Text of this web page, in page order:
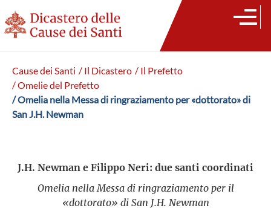
Cause dei Santi / Il Dicastero / Il Prefetto
/ Omelie del Prefetto
/ Omelia nella Messa di ringraziamento per «dottorato» di
San J.H. Newman
J.H. Newman e Filippo Neri: due santi coordinati
Omelia nella Messa di ringraziamento per il
«dottorato» di San J.H. Newman